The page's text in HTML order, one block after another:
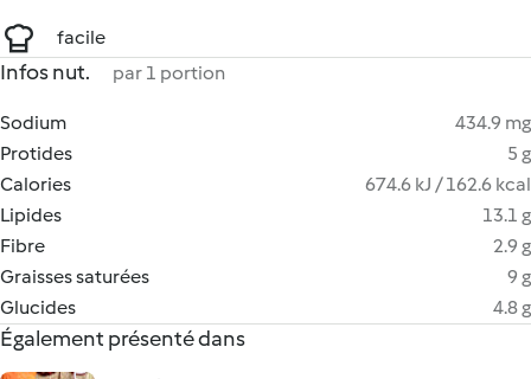
facile
Infos nut. par 1 portion
Sodium
434.9 mg
Protides
5 g
Calories
674.6 kJ / 162.6 kcal
Lipides
13.1 g
Fibre
2.9 g
Graisses saturées
9 g
Glucides
4.8 g
Également présenté dans